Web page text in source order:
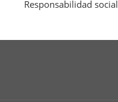
Responsabilidad social